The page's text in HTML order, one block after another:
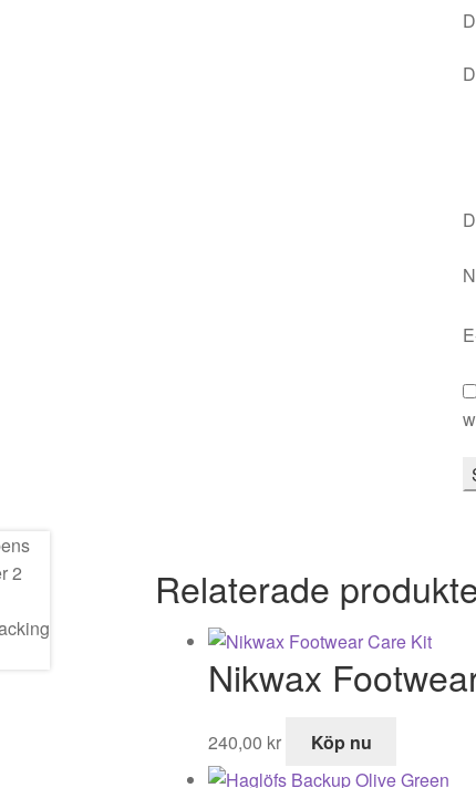
Relaterade
Nikwax
240,00 kr Köp nu